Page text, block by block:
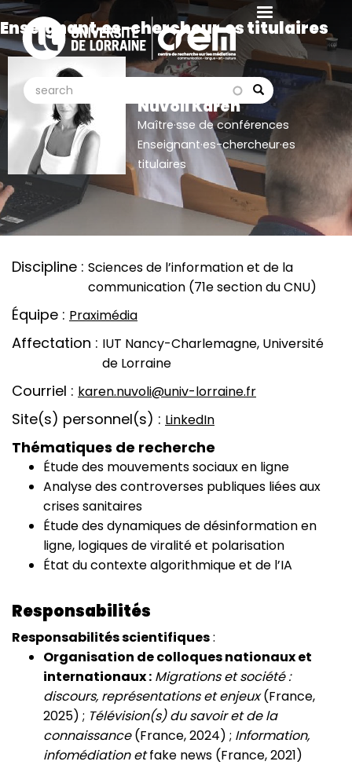
Aller
au
contenu
Search
search search
Enseignant·es-chercheur·es titulaires
Nuvoli Karen
Maître·sse de conférences
Enseignant·es-chercheur·es
titulaires
Discipline
Sciences de l’information et de la
communication (71e section du CNU)
Équipe Praximédia
Affectation
IUT Nancy-Charlemagne, Université
de Lorraine
Courriel karen.nuvoli@univ-lorraine.fr
Site(s) personnel(s) LinkedIn
Thématiques de recherche
Étude des mouvements sociaux en ligne
Analyse des controverses publiques liées aux
crises sanitaires
Étude des dynamiques de désinformation en
ligne, logiques de viralité et polarisation
État du contexte algorithmique et de l’IA
Responsabilités
Responsabilités scientifiques:
Organisation de colloques nationaux et
internationaux : Migrations et société :
discours, représentations et enjeux(France,
2025) ; Télévision(s) du savoir et de la
connaissance(France, 2024) ; Information,
infomédiation etfake news (France, 2021)